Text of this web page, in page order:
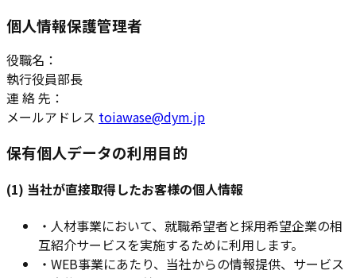
個人情報保護管理者
役職名：
執行役員部長
連 絡 先：
メールアドレス toiawase@dym.jp
保有個人データの利用目的
(1) 当社が直接取得したお客様の個人情報
・ 人材事業において、就職希望者と採用希望企業の相
互紹介サービスを実施するために利用します。
・ WEB事業にあたり、当社からの情報提供、サービス